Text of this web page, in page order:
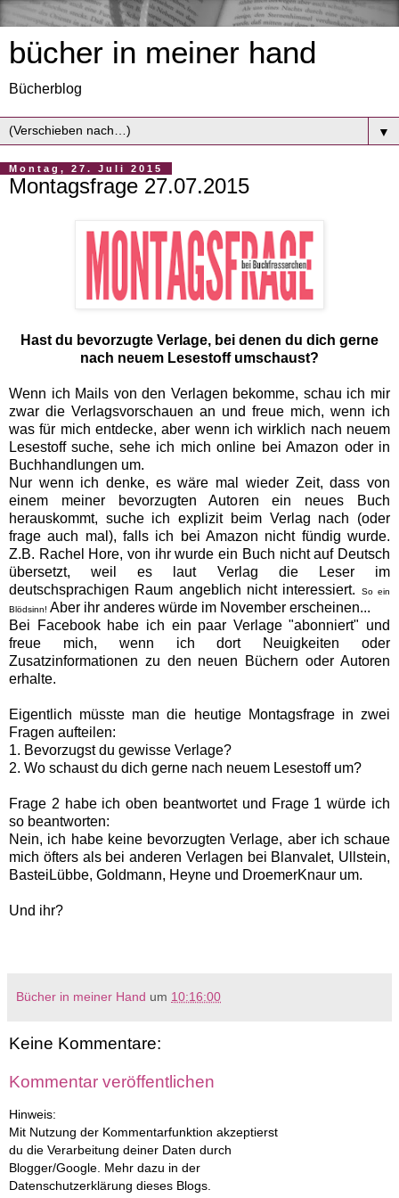
bücher in meiner hand
Bücherblog
▼
Montag, 27. Juli 2015
Montagsfrage 27.07.2015
Hast du bevorzugte Verlage, bei denen du dich gerne
nach neuem Lesestoff umschaust?
Wenn ich Mails von den Verlagen bekomme, schau ich mir
zwar die Verlagsvorschauen an und freue mich, wenn ich
was für mich entdecke, aber wenn ich wirklich nach neuem
Lesestoff suche, sehe ich mich online bei Amazon oder in
Buchhandlungen um.
Nur wenn ich denke, es wäre mal wieder Zeit, dass von
einem meiner bevorzugten Autoren ein neues Buch
herauskommt, suche ich explizit beim Verlag nach (oder
frage auch mal), falls ich bei Amazon nicht fündig wurde.
Z.B. Rachel Hore, von ihr wurde ein Buch nicht auf Deutsch
übersetzt, weil es laut Verlag die Leser im
deutschsprachigen Raum angeblich nicht interessiert.
So ein
Blödsinn! Aber ihr anderes würde im November erscheinen...
Bei Facebook habe ich ein paar Verlage "abonniert" und
freue mich, wenn ich dort Neuigkeiten oder
Zusatzinformationen zu den neuen Büchern oder Autoren
erhalte.
Eigentlich müsste man die heutige Montagsfrage in zwei
Fragen aufteilen:
1. Bevorzugst du gewisse Verlage?
2. Wo schaust du dich gerne nach neuem Lesestoff um?
Frage 2 habe ich oben beantwortet und Frage 1 würde ich
so beantworten:
Nein, ich habe keine bevorzugten Verlage, aber ich schaue
mich öfters als bei anderen Verlagen bei Blanvalet, Ullstein,
BasteiLübbe, Goldmann, Heyne und DroemerKnaur um.
Und ihr?
Bücher in meiner Hand um 10:16:00
Keine Kommentare:
Kommentar veröffentlichen
Hinweis:
Mit Nutzung der Kommentarfunktion akzeptierst
du die Verarbeitung deiner Daten durch
Blogger/Google. Mehr dazu in der
Datenschutzerklärung dieses Blogs.